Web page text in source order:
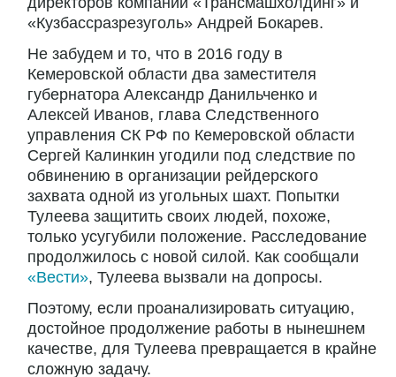
«Кузбассразрезуголь» Андрей Бокарев.
Не забудем и то, что в 2016 году в
Кемеровской области два заместителя
губернатора Александр Данильченко и
Алексей Иванов, глава Следственного
управления СК РФ по Кемеровской области
Сергей Калинкин угодили под следствие по
обвинению в организации рейдерского
захвата одной из угольных шахт. Попытки
Тулеева защитить своих людей, похоже,
только усугубили положение. Расследование
продолжилось с новой силой. Как сообщали
«Вести», Тулеева вызвали на допросы.
Поэтому, если проанализировать ситуацию,
достойное продолжение работы в нынешнем
качестве, для Тулеева превращается в крайне
сложную задачу.